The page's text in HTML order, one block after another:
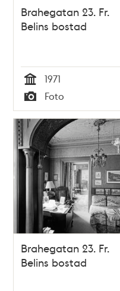
Brahegatan 23. Fr.
Belins bostad
Tid
1971
Typ
Foto
Brahegatan 23. Fr.
Belins bostad